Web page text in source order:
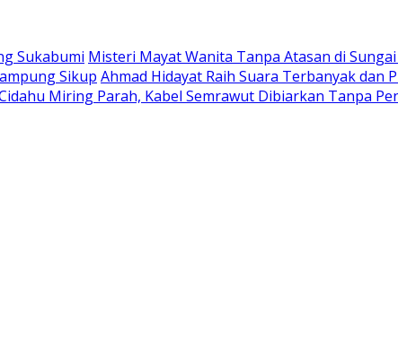
Sukabumi Misteri Mayat Wanita Tanpa Atasan di
Sikup Ahmad Hidayat Raih Suara Terbanyak dan
Miring Parah, Kabel Semrawut Dibiarkan Tanpa